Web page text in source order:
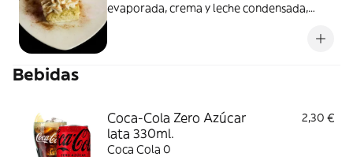
evaporada, crema y leche condensada,
Bebidas
Coca-Cola Zero Azúcar
lata 330ml.
2,30 €
Coca Cola 0